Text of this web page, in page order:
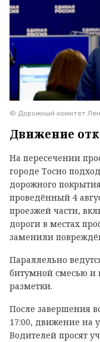
© Дорожный комитет
Движение
На пересечении
городе Тосно
дорожного
проведённый 4
проезжей части,
дороги в местах
заменили
Параллельно
битумной смесью и
разметки.
После завершения
17:00, движение на
Водителей просят